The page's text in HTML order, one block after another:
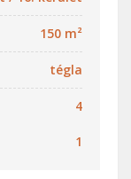
150 m²
tégla
4
1